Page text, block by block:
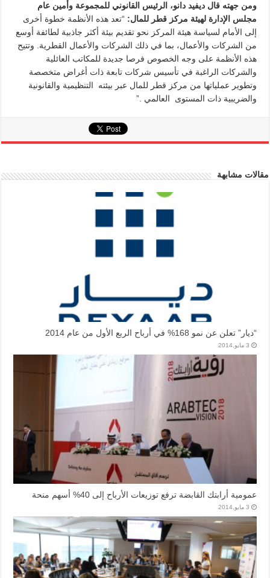
ومن جهته قال ديفيد دانو، الرئيس القانوني للمجموعة وأمين عام
مجلس الإدارة لهيئة مركز قطر للمال: “تعد هذه الأنظمة خطوة أخرى
إلى الأمام لسياسة هيئة المركز نحو تقديم بيئة أكثر جاذبية لطائفة أوسع
من الشركات والأعمال، بما في ذلك الشركات والأعمال القطرية. وتتيح
هذه الأنظمة على وجه الخصوص فرصا جديدة للمكاتب العائلية
والشركات الراغبة في تأسيس شركات تابعة ذات أغراض متخصصة
وتطوير عملياتها من مركز قطر للمال عبر بيئته التنظيمية والقانونية
والضريبية ذات المستوى العالمي .”
مقالات مشابهة
“ديار” تعلن عن نمو 168% في أرباح الربع الأول من عام 2014
3 مايو,2014
عمومية أرابتك القابضة ترفع توزيعات الأرباح إلى 40% أسهم منحة
3 مايو,2014